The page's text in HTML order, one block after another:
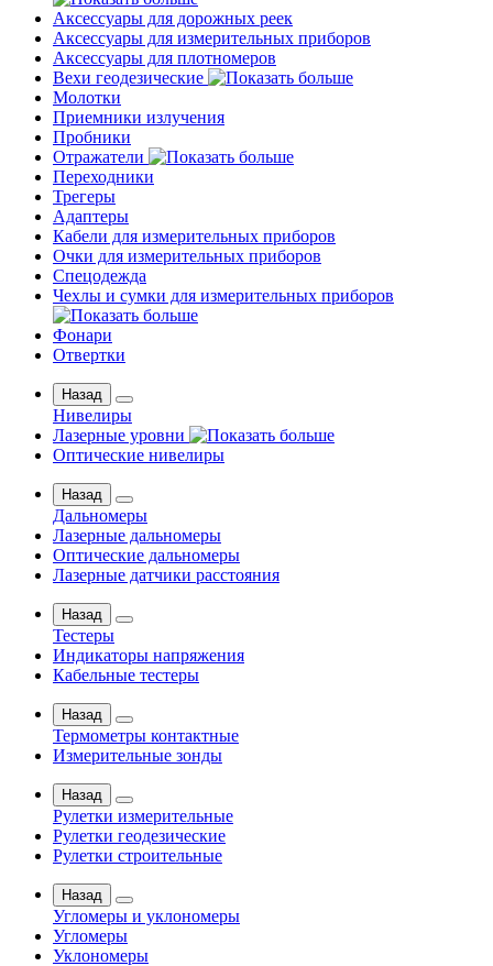
Аксессуары для дорожных реек
Аксессуары для измерительных приборов
Аксессуары для плотномеров
Вехи геодезические
Молотки
Приемники излучения
Пробники
Отражатели
Переходники
Трегеры
Адаптеры
Кабели для измерительных приборов
Очки для измерительных приборов
Спецодежда
Чехлы и сумки для измерительных приборов
Фонари
Отвертки
Назад
Нивелиры
Лазерные уровни
Оптические нивелиры
Назад
Дальномеры
Лазерные дальномеры
Оптические дальномеры
Лазерные датчики расстояния
Назад
Тестеры
Индикаторы напряжения
Кабельные тестеры
Назад
Термометры контактные
Измерительные зонды
Назад
Рулетки измерительные
Рулетки геодезические
Рулетки строительные
Назад
Угломеры и уклономеры
Угломеры
Уклономеры